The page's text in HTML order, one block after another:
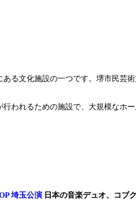
る文化施設の一つです。堺市民芸
われるための施設で、大規模なホ
埼玉公演 日本の音楽デュオ、コブ